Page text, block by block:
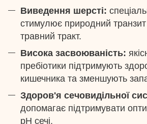
Виведення шерсті:
стимулює природний транзит
травний тракт.
Висока засвоюваність:
пребіотики підтримують
кишечника та зменшують
Здоров'я сечовидільної
допомагає підтримувати
pH сечі.